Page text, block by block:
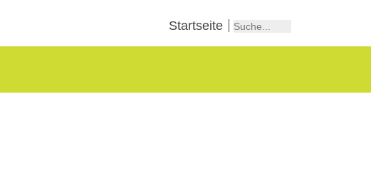
Startseite